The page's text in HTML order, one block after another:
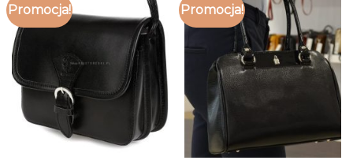
Promocja! Promocja!